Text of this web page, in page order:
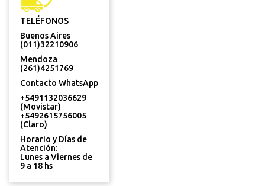
TELÉFONOS
Buenos Aires
(011)32210906
Mendoza
(261)4251769
Contacto WhatsApp
+5491132036629
(Movistar)
+5492615756005
(Claro)
Horario y Días de
Atención:
Lunes a Viernes de
9 a 18 hs